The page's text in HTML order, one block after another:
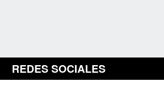
REDES SOCIALES